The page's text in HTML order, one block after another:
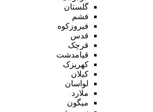
گلستان
فشم
فیروزکوه
قدس
قرچک
قیامدشت
کهریزک
کیلان
لواسان
ملارد
میگون